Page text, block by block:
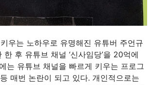
키우는 노하우로 유명해진 유튜버 주언규
후 유튜브 채널 ‘신사임당’을 20억에
는 유튜브 채널을 빠르게 키우는 프로그
매번 논란이 되고 있다. 개인적으로는